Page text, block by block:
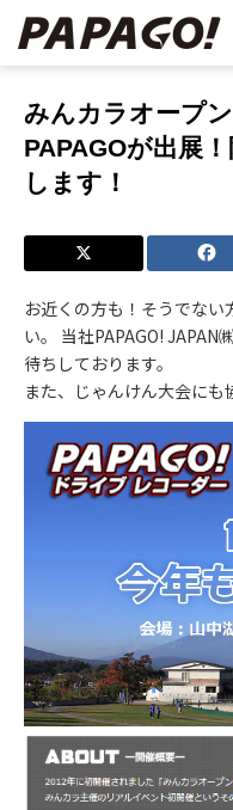
ブログ みん
出展！限定販売品を展示・販売
みんカラオープ
PAPAGOが出展
します！
お近くの方も！そうでな
い。 当社PAPAGO!
待ちしております。
また、じゃんけん大会にも